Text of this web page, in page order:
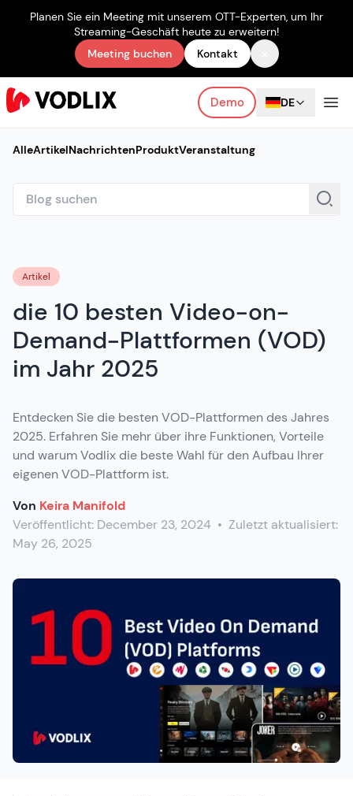
Planen Sie ein Meeting mit unserem OTT-Experten, um Ihr
Streaming-Geschäft heute zu erweitern!
Meeting buchen
Kontakt
Demo DE
AlleArtikelNachrichtenProduktVeranstaltung
Artikel
die 10 besten Video-on-
Demand-Plattformen (VOD)
im Jahr 2025
Entdecken Sie die besten VOD-Plattformen des Jahres
2025. Erfahren Sie mehr über ihre Funktionen, Vorteile
und warum Vodlix die beste Wahl für den Aufbau Ihrer
eigenen VOD-Plattform ist.
Von Keira Manifold
Veröffentlicht: December 23, 2024 • Zuletzt aktualisiert:
May 26, 2025